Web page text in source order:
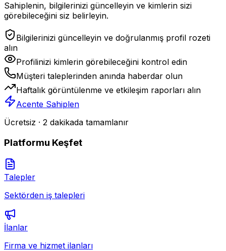
Sahiplenin, bilgilerinizi güncelleyin ve kimlerin sizi
görebileceğini siz belirleyin.
Bilgilerinizi güncelleyin ve doğrulanmış profil rozeti
alın
Profilinizi kimlerin görebileceğini kontrol edin
Müşteri taleplerinden anında haberdar olun
Haftalık görüntülenme ve etkileşim raporları alın
Acente Sahiplen
Ücretsiz · 2 dakikada tamamlanır
Platformu Keşfet
Talepler
Sektörden iş talepleri
İlanlar
Firma ve hizmet ilanları